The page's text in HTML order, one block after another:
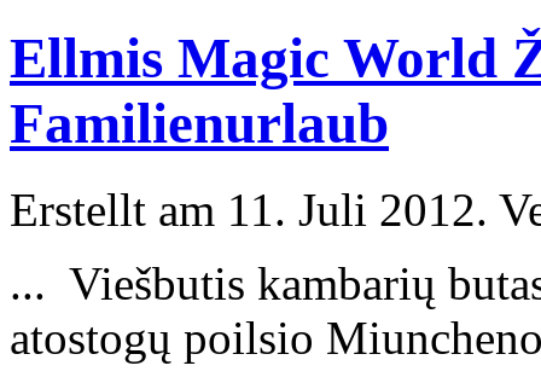
Ellmis Magic World
Familienurlaub
Erstellt am 11. Juli 2012.
... Viešbutis kambarių
atostogų poilsio